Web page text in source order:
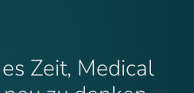
Zeit, Medical